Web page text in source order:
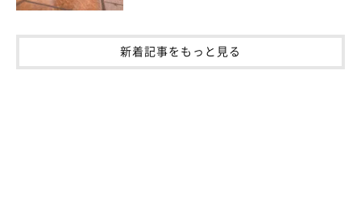
新着記事をもっと見る